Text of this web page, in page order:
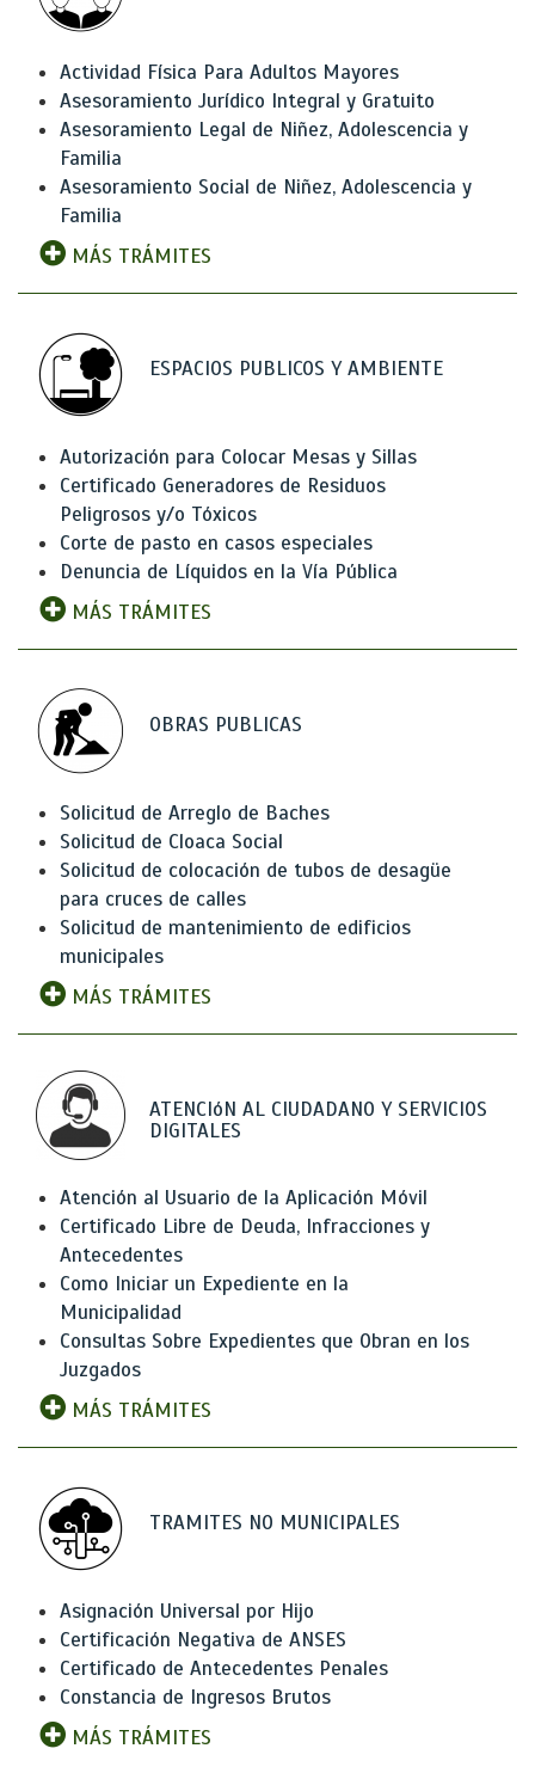
Actividad Física Para Adultos Mayores
Asesoramiento Jurídico Integral y Gratuito
Asesoramiento Legal de Niñez, Adolescencia y
Familia
Asesoramiento Social de Niñez, Adolescencia y
Familia
MÁS TRÁMITES
ESPACIOS PUBLICOS Y AMBIENTE
Autorización para Colocar Mesas y Sillas
Certificado Generadores de Residuos
Peligrosos y/o Tóxicos
Corte de pasto en casos especiales
Denuncia de Líquidos en la Vía Pública
MÁS TRÁMITES
OBRAS PUBLICAS
Solicitud de Arreglo de Baches
Solicitud de Cloaca Social
Solicitud de colocación de tubos de desagüe
para cruces de calles
Solicitud de mantenimiento de edificios
municipales
MÁS TRÁMITES
ATENCIóN AL CIUDADANO Y SERVICIOS
DIGITALES
Atención al Usuario de la Aplicación Móvil
Certificado Libre de Deuda, Infracciones y
Antecedentes
Como Iniciar un Expediente en la
Municipalidad
Consultas Sobre Expedientes que Obran en los
Juzgados
MÁS TRÁMITES
TRAMITES NO MUNICIPALES
Asignación Universal por Hijo
Certificación Negativa de ANSES
Certificado de Antecedentes Penales
Constancia de Ingresos Brutos
MÁS TRÁMITES